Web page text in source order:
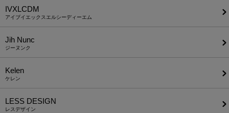
IVXLCDM
アイブイエックスエルシーディーエム
Jih Nunc
ジーヌンク
Kelen
ケレン
LESS DESIGN
レスデザイン